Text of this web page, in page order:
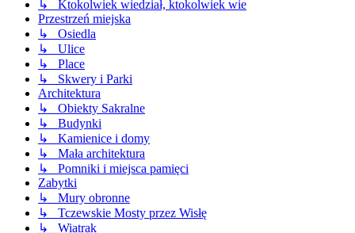
↳ Ktokolwiek wiedział, ktokolwiek wie
Przestrzeń miejska
↳ Osiedla
↳ Ulice
↳ Place
↳ Skwery i Parki
Architektura
↳ Obiekty Sakralne
↳ Budynki
↳ Kamienice i domy
↳ Mała architektura
↳ Pomniki i miejsca pamięci
Zabytki
↳ Mury obronne
↳ Tczewskie Mosty przez Wisłę
↳ Wiatrak